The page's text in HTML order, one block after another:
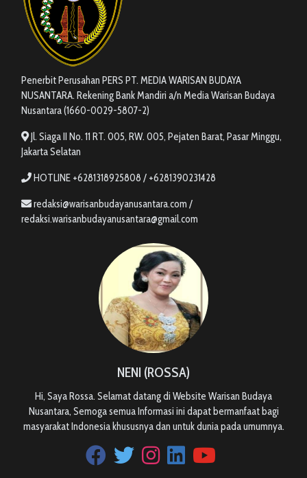
Penerbit Perusahan PERS PT. MEDIA WARISAN BUDAYA
NUSANTARA. Rekening Bank Mandiri a/n Media Warisan Budaya
Nusantara (1660-0029-5807-2)
Jl. Siaga II No. 11 RT. 005, RW. 005, Pejaten Barat, Pasar Minggu,
Jakarta Selatan
HOTLINE +6281318925808 / +6281390231428
redaksi@warisanbudayanusantara.com /
redaksi.warisanbudayanusantara@gmail.com
NENI (ROSSA)
Hi, Saya Rossa. Selamat datang di Website Warisan Budaya
Nusantara, Semoga semua Informasi ini dapat bermanfaat bagi
masyarakat Indonesia khususnya dan untuk dunia pada umumnya.